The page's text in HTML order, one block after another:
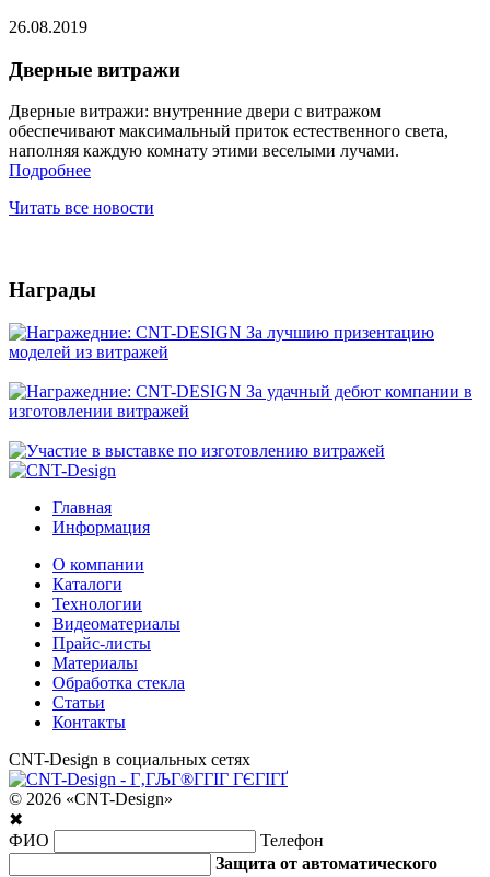
26.08.2019
Дверные витражи
Дверные витражи: внутренние двери с витражом
обеспечивают максимальный приток естественного света,
наполняя каждую комнату этими веселыми лучами.
Подробнее
Читать все новости
Награды
Главная
Информация
О компании
Каталоги
Технологии
Видеоматериалы
Прайс-листы
Материалы
Обработка стекла
Статьи
Контакты
CNT-Design в социальных сетях
© 2026 «CNT-Design»
✖
ФИО
Телефон
Защита от автоматического